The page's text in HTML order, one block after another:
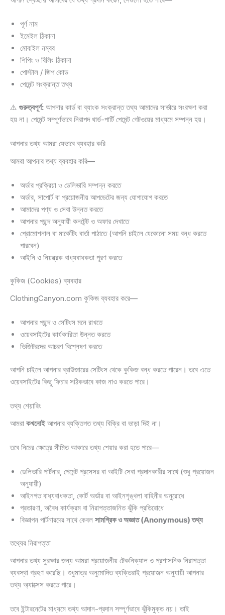
পূর্ণ নাম
ইমেইল ঠিকানা
মোবাইল নম্বর
শিপিং ও বিলিং ঠিকানা
পোস্টাল / জিপ কোড
পেমেন্ট সংক্রান্ত তথ্য
⚠️ গুরুত্বপূর্ণ: আপনার কার্ড বা ব্যাংক সংক্রান্ত তথ্য আমাদের সার্ভারে সংরক্ষণ করা
হয় না। পেমেন্ট সম্পূর্ণভাবে নিরাপদ থার্ড-পার্টি পেমেন্ট গেটওয়ের মাধ্যমে সম্পন্ন হয়।
আপনার তথ্য আমরা যেভাবে ব্যবহার করি
আমরা আপনার তথ্য ব্যবহার করি—
অর্ডার প্রক্রিয়া ও ডেলিভারি সম্পন্ন করতে
অর্ডার, সাপোর্ট বা প্রয়োজনীয় আপডেটের জন্য যোগাযোগ করতে
আমাদের পণ্য ও সেবা উন্নত করতে
আপনার পছন্দ অনুযায়ী কনটেন্ট ও অফার দেখাতে
প্রোমোশনাল বা মার্কেটিং বার্তা পাঠাতে (আপনি চাইলে যেকোনো সময় বন্ধ করতে
পারবেন)
আইনি ও নিয়ন্ত্রক বাধ্যবাধকতা পূরণ করতে
কুকিজ (Cookies) ব্যবহার
ClothingCanyon.com কুকিজ ব্যবহার করে—
আপনার পছন্দ ও সেটিংস মনে রাখতে
ওয়েবসাইটের কার্যকারিতা উন্নত করতে
ভিজিটরদের আচরণ বিশ্লেষণ করতে
আপনি চাইলে আপনার ব্রাউজারের সেটিংস থেকে কুকিজ বন্ধ করতে পারেন। তবে এতে
ওয়েবসাইটের কিছু ফিচার সঠিকভাবে কাজ নাও করতে পারে।
তথ্য শেয়ারিং
আমরা কখনোইআপনার ব্যক্তিগত তথ্য বিক্রি বা ভাড়া দিই না।
তবে নিচের ক্ষেত্রে সীমিত আকারে তথ্য শেয়ার করা হতে পারে—
ডেলিভারি পার্টনার, পেমেন্ট প্রসেসর বা আইটি সেবা প্রদানকারীর সাথে (শুধু প্রয়োজন
অনুযায়ী)
আইনগত বাধ্যবাধকতা, কোর্ট অর্ডার বা আইনশৃঙ্খলা বাহিনীর অনুরোধে
প্রতারণা, অবৈধ কার্যক্রম বা নিরাপত্তাজনিত ঝুঁকি প্রতিরোধে
বিজ্ঞাপন পার্টনারদের সাথে কেবল সামগ্রিক ও অজ্ঞাত (Anonymous) তথ্য
তথ্যের নিরাপত্তা
আপনার তথ্য সুরক্ষার জন্য আমরা প্রয়োজনীয় টেকনিক্যাল ও প্রশাসনিক নিরাপত্তা
ব্যবস্থা গ্রহণ করেছি। শুধুমাত্র অনুমোদিত ব্যক্তিরাই প্রয়োজন অনুযায়ী আপনার
তথ্য অ্যাক্সেস করতে পারে।
তবে ইন্টারনেটের মাধ্যমে তথ্য আদান-প্রদান সম্পূর্ণভাবে ঝুঁকিমুক্ত নয়। তাই